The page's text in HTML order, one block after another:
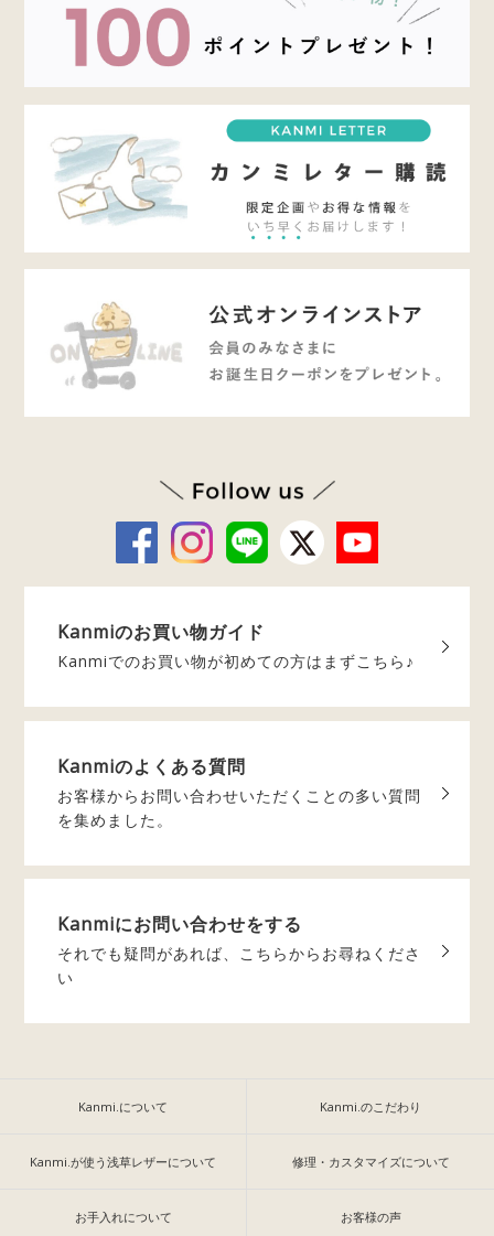
Kanmiのお買い物ガイド
Kanmiでのお買い物が初めての方はまずこちら♪
Kanmiのよくある質問
お客様からお問い合わせいただく ことの多い質問
を集めました。
Kanmiにお問い合わせをする
それでも疑問があれば、 こちらからお尋ねくださ
い
Kanmi.について Kanmi.のこだわり
Kanmi.が使う浅草レザーについて 修理・カスタマイズについて
お手入れについて お客様の声